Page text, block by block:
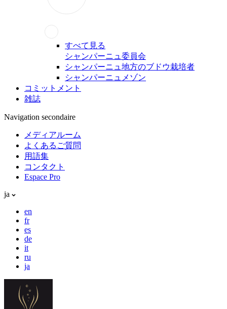
すべて見る
シャンパーニュ委員会
シャンパーニュ地方のブドウ栽培者
シャンパーニュメゾン
コミットメント
雑誌
Navigation secondaire
メディアルーム
よくあるご質問
用語集
コンタクト
Espace Pro
ja
en
fr
es
de
it
ru
ja